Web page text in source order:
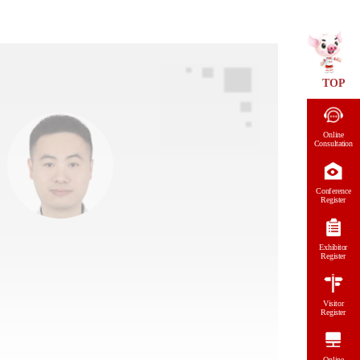
TOP
Online
Consultation
Conference
Register
Exhibitor
Register
Visitor
Register